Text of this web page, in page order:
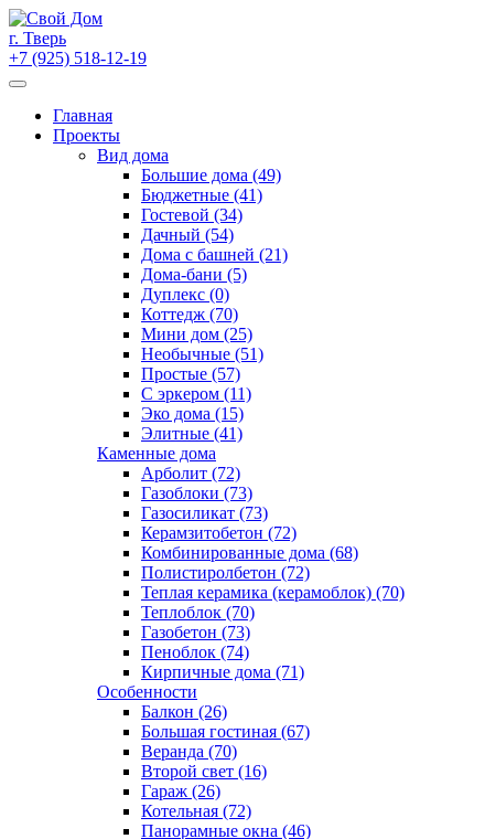
Skip
to
content
г. Тверь
+7 (925) 518-12-19
Главная
Проекты
Вид дома
Большие дома (49)
Бюджетные (41)
Гостевой (34)
Дачный (54)
Дома с башней (21)
Дома-бани (5)
Дуплекс (0)
Коттедж (70)
Мини дом (25)
Необычные (51)
Простые (57)
С эркером (11)
Эко дома (15)
Элитные (41)
Каменные дома
Арболит (72)
Газоблоки (73)
Газосиликат (73)
Керамзитобетон (72)
Комбинированные дома (68)
Полистиролбетон (72)
Теплая керамика (керамоблок) (70)
Теплоблок (70)
Газобетон (73)
Пеноблок (74)
Кирпичные дома (71)
Особенности
Балкон (26)
Большая гостиная (67)
Веранда (70)
Второй свет (16)
Гараж (26)
Котельная (72)
Панорамные окна (46)